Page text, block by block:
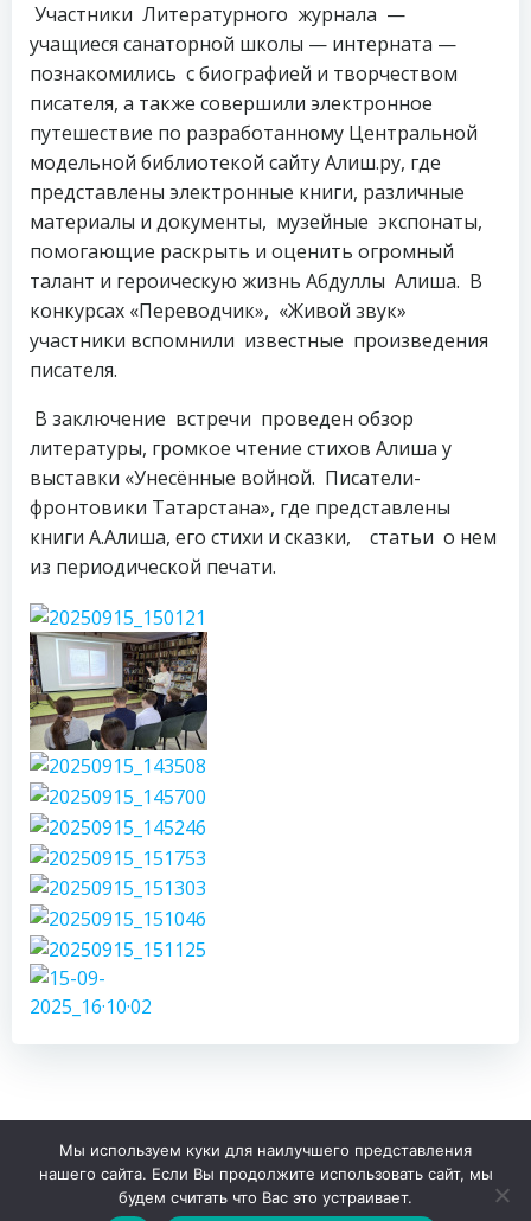
Участники Литературного журнала —
учащиеся санаторной школы — интерната —
познакомились с биографией и творчеством
писателя, а также совершили электронное
путешествие по разработанному Центральной
модельной библиотекой сайту Алиш.ру, где
представлены электронные книги, различные
материалы и документы, музейные экспонаты,
помогающие раскрыть и оценить огромный
талант и героическую жизнь Абдуллы Алиша. В
конкурсах «Переводчик», «Живой звук»
участники вспомнили известные произведения
писателя.
В заключение встречи проведен обзор
литературы, громкое чтение стихов Алиша у
выставки «Унесённые войной. Писатели-
фронтовики Татарстана», где представлены
книги А.Алиша, его стихи и сказки, статьи о нем
из периодической печати.
© 2026 МЦБ Спасского района РТ. Created for free
using WordPress andColibri
Мы используем куки для наилучшего представления
нашего сайта. Если Вы продолжите использовать сайт, мы
будем считать что Вас это устраивает.